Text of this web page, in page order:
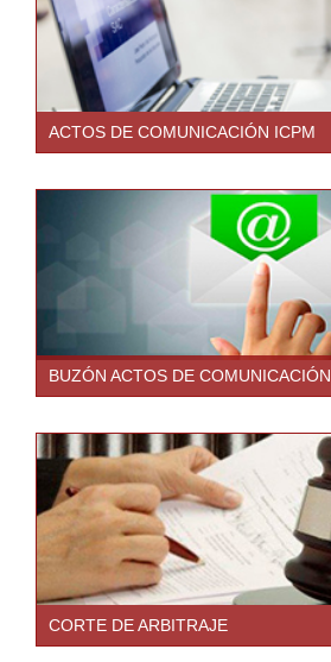
ACTOS DE COMUNICACIÓN ICPM
BUZÓN ACTOS DE COMUNICACIÓN
CORTE DE ARBITRAJE